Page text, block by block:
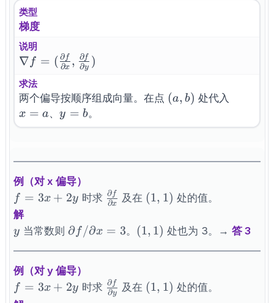
类型
梯度
说明
\nabla f =
(\frac{\partial
f}{\partial x},
\frac{\partial
f}{\partial y})
∇ f = ( ∂x
∂ f , ∂y
∂f )
求法
两个偏导按顺序组成向量。在点 (a,b)
(a, b) 处代入
x = a、y=b
y = b。
例（对 x 偏导）
f=3x+2y
f = 3x + 2y 时求 \frac{\partial
∂x
∂ f 及在 (1,1)
(1, 1) 处的值。
解
y
y 当常数则 \partial
∂ f /∂x = 3。 (1,1)
(1, 1) 处也为 3。→答 3
例（对 y 偏导）
f=3x+2y
f = 3x + 2y 时求 \frac{\partial
∂y
∂ f 及在 (1,1)
(1, 1) 处的值。